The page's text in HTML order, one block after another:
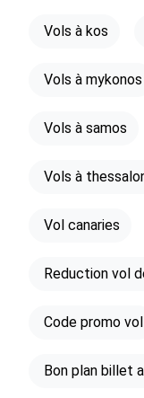
Vols à kos
Vols à mykonos
Vols à samos
Vols à
Vol canaries
Reduction vol
Code promo vol
Bon plan billet